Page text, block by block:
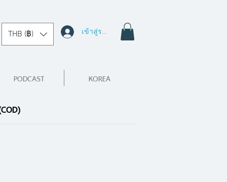
THB (฿) เข้าสู่ระบบ
PODCAST KOREA